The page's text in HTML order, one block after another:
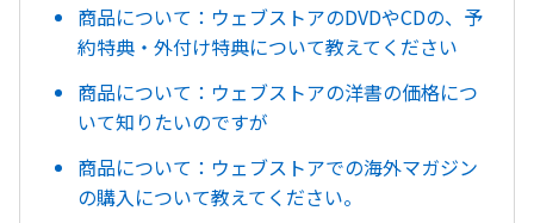
商品について：ウェブストアのDVDやCDの、予
約特典・外付け特典について教えてください
商品について：ウェブストアの洋書の価格につ
いて知りたいのですが
商品について：ウェブストアでの海外マガジン
の購入について教えてください。